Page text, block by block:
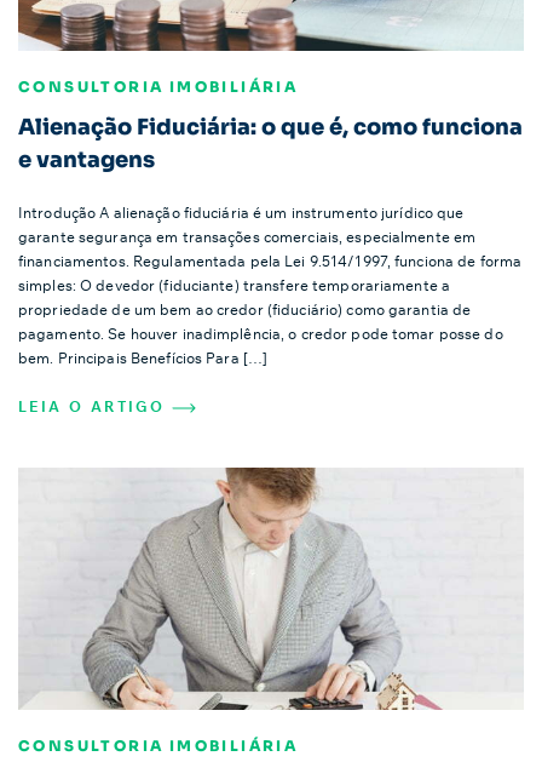
CONSULTORIA IMOBILIÁRIA
Alienação Fiduciária: o que é, como funciona
e vantagens
Introdução A alienação fiduciária é um instrumento jurídico que
garante segurança em transações comerciais, especialmente em
financiamentos. Regulamentada pela Lei 9.514/1997, funciona de forma
simples: O devedor (fiduciante) transfere temporariamente a
propriedade de um bem ao credor (fiduciário) como garantia de
pagamento. Se houver inadimplência, o credor pode tomar posse do
bem. Principais Benefícios Para […]
LEIA O ARTIGO
CONSULTORIA IMOBILIÁRIA